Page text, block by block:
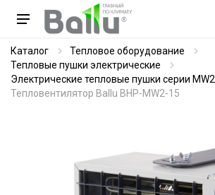
Каталог
Тепловое оборудование
Тепловые пушки электрические
Электрические тепловые пушки серии MW2
Тепловентилятор Ballu BHP-MW2-15